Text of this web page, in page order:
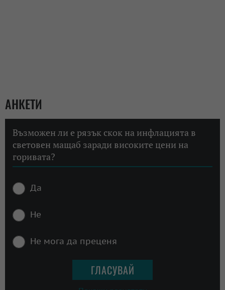
АНКЕТИ
Възможен ли е рязък скок на инфлацията в
световен мащаб заради високите цени на
горивата?
Да
Не
Не мога да преценя